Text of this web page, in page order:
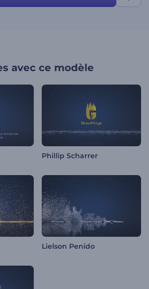
avec ce modèle
Phillip Scharrer
Lielson Penido